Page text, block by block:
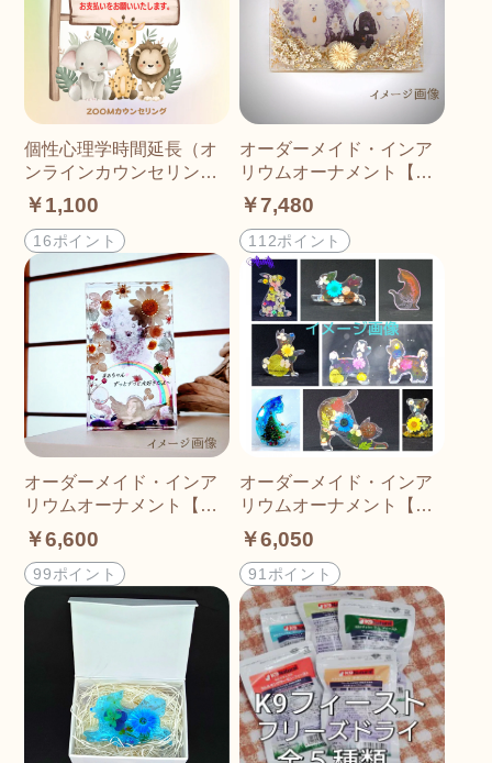
個性心理学時間延長（オ
ンラインカウンセリン
グ）
￥1,100
16ポイント
オーダーメイド・インア
リウムオーナメント【長
方形Bタイプ】ご家庭・
贈り物・ご褒美ギフトに
おすすめ！
￥7,480
112ポイント
オーダーメイド・インア
リウムオーナメント【長
方形Aタイプ】ご家庭・
贈り物・ご褒美ギフトに
おすすめ！
￥6,600
99ポイント
オーダーメイド・インア
リウムオーナメント【ア
ニマル】ご家庭・贈り
物・ご褒美ギフトにおす
すめ！
￥6,050
91ポイント